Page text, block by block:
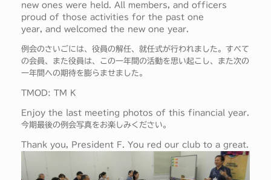
new ones were held. All members, and officers
proud of those activities for the past one
year, and welcomed the new one year.
例会のさいごには、役員の解任、就任式が行われました。すべて
の会員、また役員は、この一年間の活動を思い起こし、また次の
一年間への期待を膨らませました。
TMOD: TM K
Enjoy the last meeting photos of this financial year.
今期最後の例会写真をお楽しみください。
Thank you, President F. You red our club to a great.